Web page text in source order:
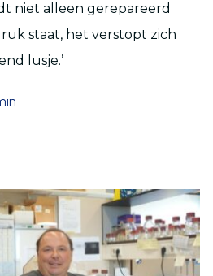
niet alleen gerepareerd
staat, het verstopt zich
lusje.’